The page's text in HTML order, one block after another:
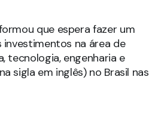
que espera fazer um
investimentos na área de
tecnologia, engenharia e
sigla em inglês) no Brasil nas